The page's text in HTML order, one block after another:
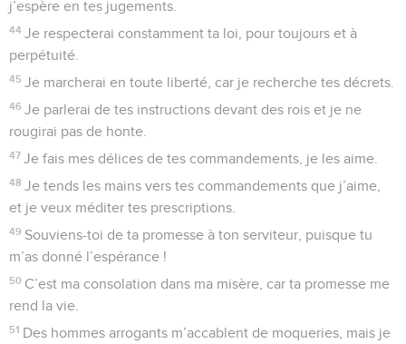
j’espère en tes jugements.
44 Je respecterai constamment ta loi, pour toujours et à
perpétuité.
45 Je marcherai en toute liberté, car je recherche tes décrets.
46 Je parlerai de tes instructions devant des rois et je ne
rougirai pas de honte.
47 Je fais mes délices de tes commandements, je les aime.
48 Je tends les mains vers tes commandements que j’aime,
et je veux méditer tes prescriptions.
49 Souviens-toi de ta promesse à ton serviteur, puisque tu
m’as donné l’espérance !
50 C’est ma consolation dans ma misère, car ta promesse me
rend la vie.
51 Des hommes arrogants m’accablent de moqueries, mais je